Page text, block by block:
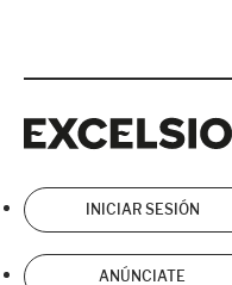
INICIAR SESIÓN
ANÚNCIATE